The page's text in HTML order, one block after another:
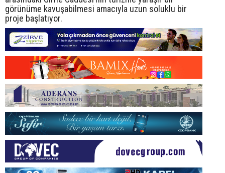
görünüme kavuşabilmesi amacıyla uzun soluklu bir
proje başlatıyor.